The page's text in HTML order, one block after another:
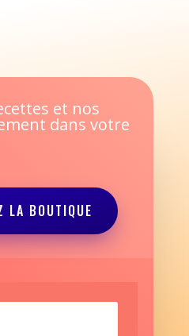
et nos
dans votre
LA BOUTIQUE